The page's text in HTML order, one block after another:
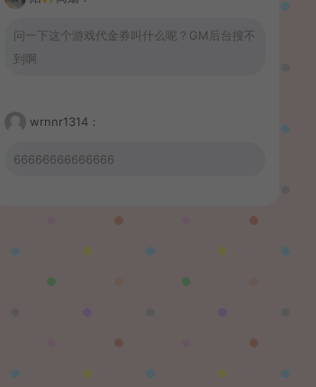
问一下这个游戏代金券叫什么呢？GM后台搜不
到啊
wrnnr1314：
66666666666666
有没BUG